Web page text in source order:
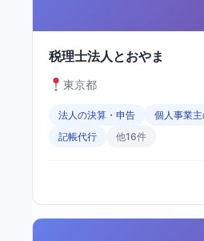
税理士法人とおやま
東京都
法人の決算・申告
個人事業
記帳代行
他16件